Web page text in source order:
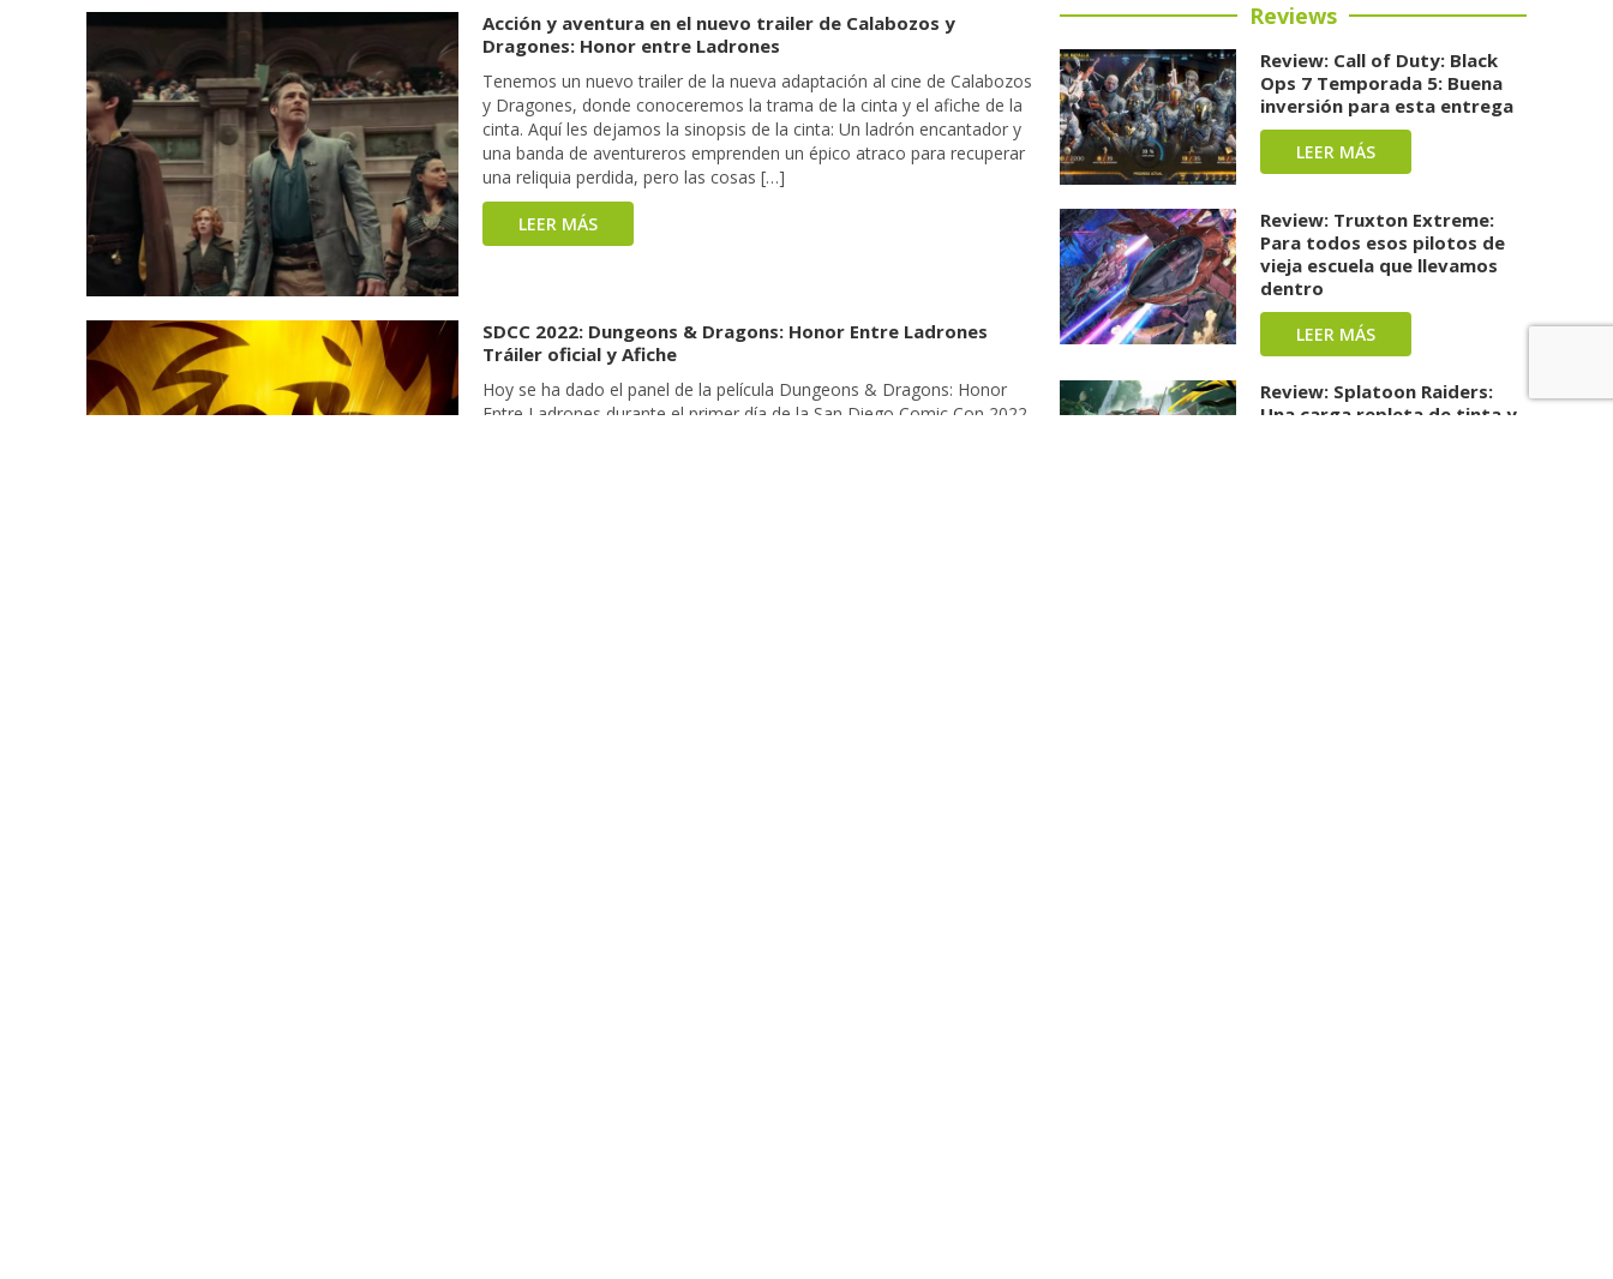
Acción y aventura en el nuevo trailer de Calabozos y
Dragones: Honor entre Ladrones
Tenemos un nuevo trailer de la nueva adaptación al cine de Calabozos
y Dragones, donde conoceremos la trama de la cinta y el afiche de la
cinta. Aquí les dejamos la sinopsis de la cinta: Un ladrón encantador y
una banda de aventureros emprenden un épico atraco para recuperar
una reliquia perdida, pero las cosas […]
LEER MÁS
SDCC 2022: Dungeons & Dragons: Honor Entre Ladrones
Tráiler oficial y Afiche
Hoy se ha dado el panel de la película Dungeons & Dragons: Honor
Entre Ladrones durante el primer día de la San Diego Comic Con 2022.
Reviews
Review: Call of Duty: Black
Ops 7 Temporada 5: Buena
inversión para esta entrega
LEER MÁS
Review: Truxton Extreme:
Para todos esos pilotos de
vieja escuela que llevamos
dentro
LEER MÁS
Review: Splatoon Raiders:
Una carga repleta de tinta y